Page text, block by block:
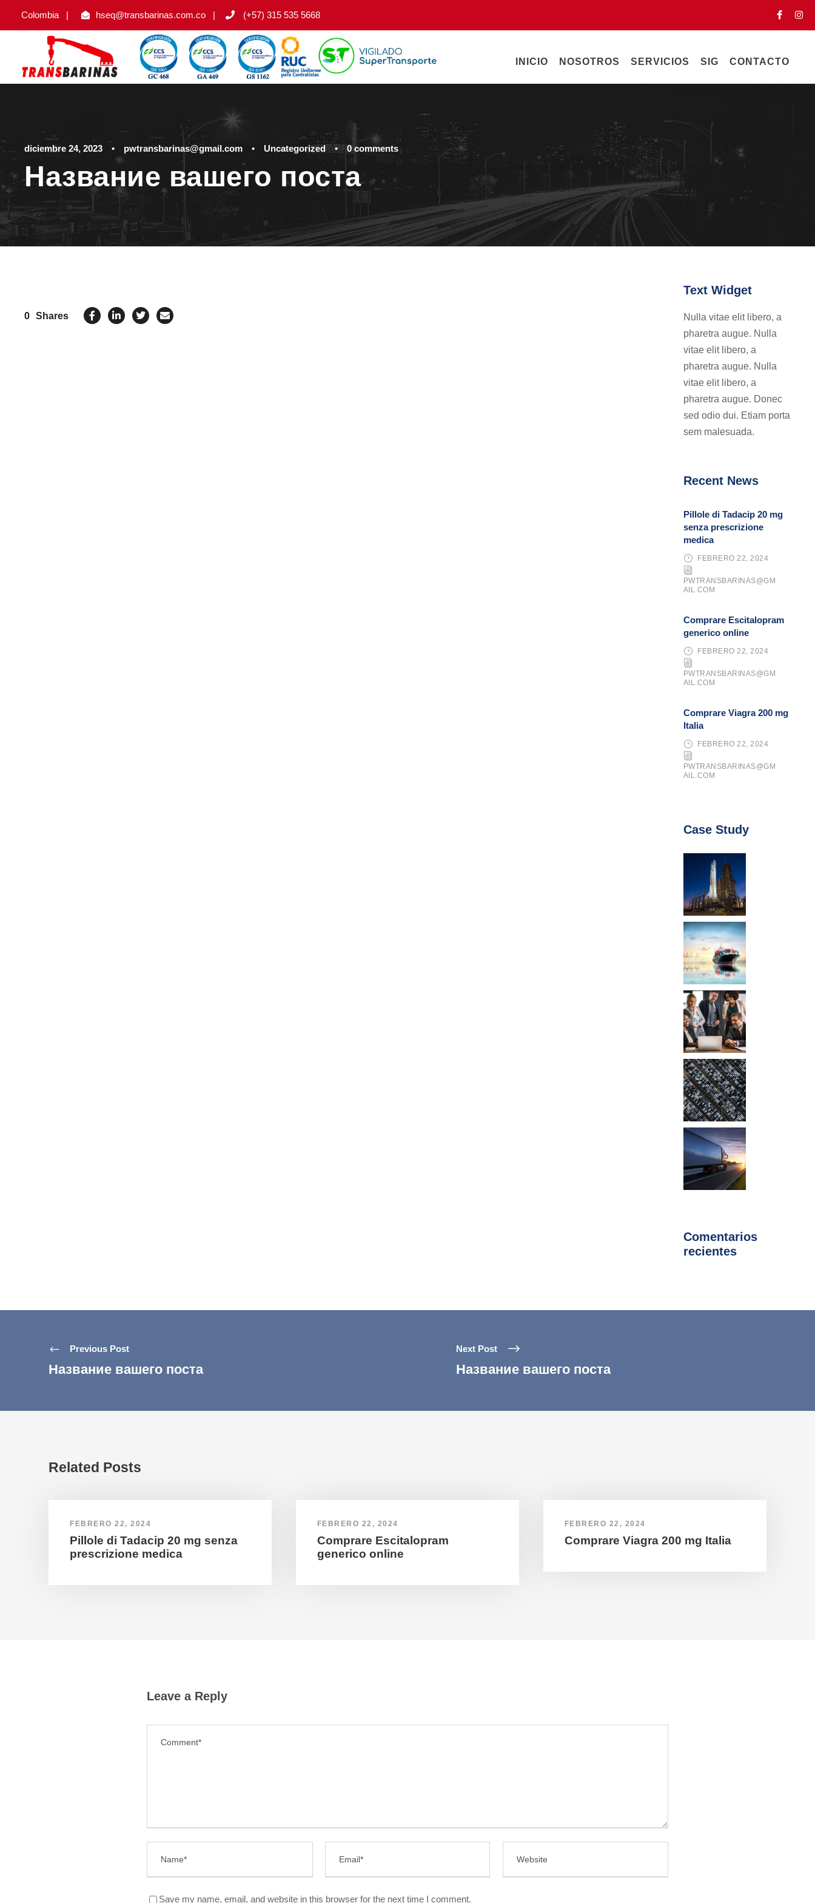
Colombia | hseq@transbarinas.com.co | (+57) 315 535 5668
INICIO NOSOTROS SERVICIOS SIG CONTACTO
diciembre 24, 2023 • pwtransbarinas@gmail.com • Uncategorized • 0 comments
Название вашего поста
0 Shares
Text Widget
Nulla vitae elit libero, a
pharetra augue. Nulla
vitae elit libero, a
pharetra augue. Nulla
vitae elit libero, a
pharetra augue. Donec
sed odio dui. Etiam porta
sem malesuada.
Recent News
Pillole di Tadacip 20 mg
senza prescrizione
medica
FEBRERO 22, 2024
PWTRANSBARINAS@GM
AIL.COM
Comprare Escitalopram
generico online
FEBRERO 22, 2024
PWTRANSBARINAS@GM
AIL.COM
Comprare Viagra 200 mg
Italia
FEBRERO 22, 2024
PWTRANSBARINAS@GM
AIL.COM
Case Study
Comentarios
recientes
Previous Post
Название вашего поста
Next Post
Название вашего поста
Related Posts
FEBRERO 22, 2024
Pillole di Tadacip 20 mg senza
prescrizione medica
FEBRERO 22, 2024
Comprare Escitalopram
generico online
FEBRERO 22, 2024
Comprare Viagra 200 mg Italia
Leave a Reply
Save my name, email, and website in this browser for the next time I comment.